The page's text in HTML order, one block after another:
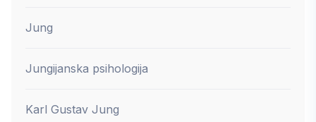
Jung
Jungijanska psihologija
Karl Gustav Jung